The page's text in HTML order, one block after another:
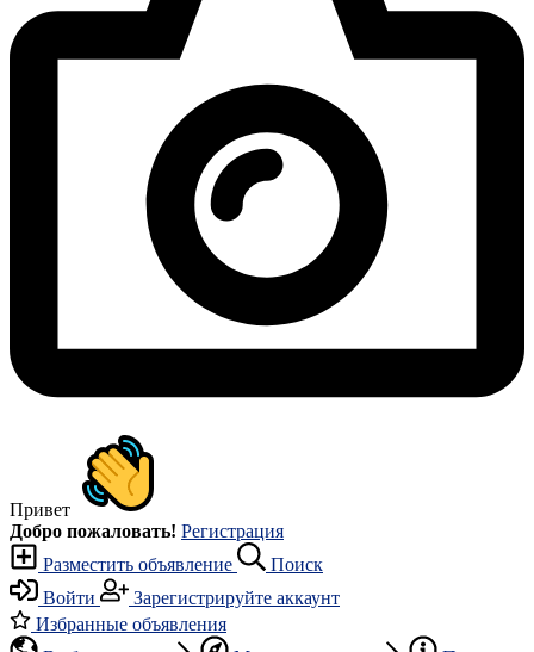
Привет
Добро пожаловать! Регистрация
Разместить объявление
Поиск
Войти
Зарегистрируйте аккаунт
Избранные объявления